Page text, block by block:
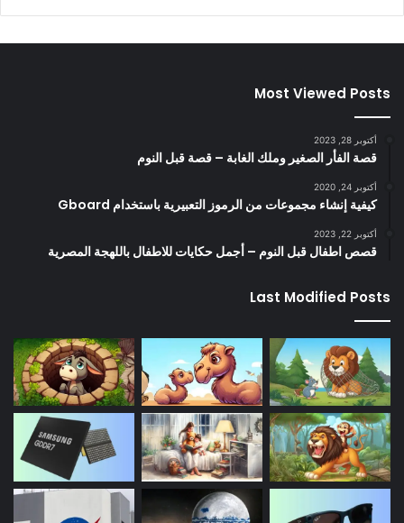
Most Viewed Posts
أكتوبر 28, 2023
قصة الفأر الصغير وملك الغابة – قصة قبل النوم
أكتوبر 24, 2020
كيفية إنشاء مجموعات من الرموز التعبيرية باستخدام Gboard
أكتوبر 22, 2023
قصص اطفال قبل النوم – أجمل حكايات للاطفال باللهجة المصرية
Last Modified Posts